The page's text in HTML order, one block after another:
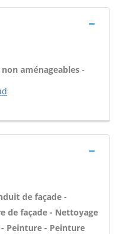
aménageables -
de façade -
de façade - Nettoyage
Peinture - Peinture